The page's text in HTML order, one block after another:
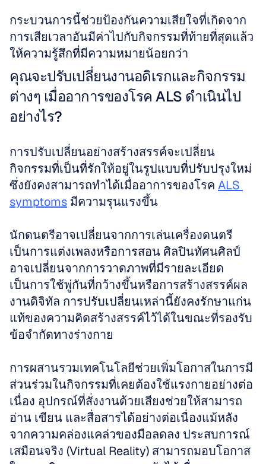
กระบวนการนี้ช่วยป้องกันความเสียใจที่เกิดจาก
การเสียเวลาอันมีค่าไปกับกิจกรรมที่ท้ายที่สุดแล้ว
ให้ความรู้สึกที่มีความหมายน้อยกว่า
คุณจะปรับเปลี่ยนงานอดิเรกและกิจกรรม
ต่างๆ เมื่ออาการของโรค ALS ดำเนินไป
อย่างไร?
การปรับเปลี่ยนอย่างสร้างสรรค์จะเปลี่ยน
กิจกรรมที่เป็นที่รักให้อยู่ในรูปแบบที่ปรับปรุงใหม่
ซึ่งยังคงสามารถทำได้เมื่ออาการของโรค ALS
symptoms มีความรุนแรงขึ้น
นักดนตรีอาจเปลี่ยนจากการเล่นเครื่องดนตรี
เป็นการแต่งเพลงหรือการสอน ศิลปินทัศนศิลป์
อาจเปลี่ยนจากการวาดภาพที่มีรายละเอียด
เป็นการใช้พู่กันที่กว้างขึ้นหรือการสร้างสรรค์ผล
งานดิจิทัล การปรับเปลี่ยนเหล่านี้ยังคงรักษาแก่น
แท้ของความคิดสร้างสรรค์ไว้ได้ในขณะที่รองรับ
ข้อจำกัดทางร่างกาย
การผสานรวมเทคโนโลยีช่วยเพิ่มโอกาสในการมี
ส่วนร่วมในกิจกรรมที่เคยต้องใช้แรงกายอย่างต่อ
เนื่อง อุปกรณ์ที่สั่งงานด้วยเสียงช่วยให้สามารถ
อ่าน เขียน และสื่อสารได้อย่างต่อเนื่องแม้หลัง
จากความคล่องแคล่วของมือลดลง ประสบการณ์
เสมือนจริง (Virtual Reality) สามารถมอบโอกาส